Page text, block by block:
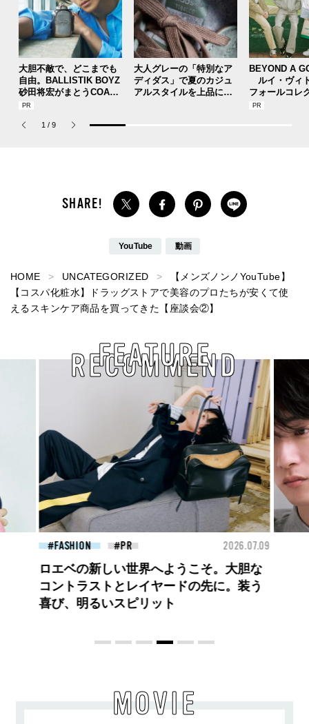
大胆不敵で、どこまでも
自由。BALLISTIK BOYZ
砂田将宏がまとうCOACH
の新作フレグランス「コ
パルファム」
大人グレーの「特別なア
ディダス」で夏のカジュ
アルスタイルを上品に！
BEYOND A
ルイ・ヴィ
フォールコレ
描くプレッピ
1 / 9
YouTube 動画
HOME UNCATEGORIZED
【メンズノンノYouTube】
【コスパ化粧水】ドラッグストアで美容のプロたちが安くて使
えるスキンケア商品を買ってきた【座談会②】
RECOMMEND
FEATURE
FASHION 2026.07.09
高橋璃央と、ジュエッテの出会い。夏の
定番、ピンクゴールドが印象的
な“SUMMER PINK”［meets Jouete!
MOVIE